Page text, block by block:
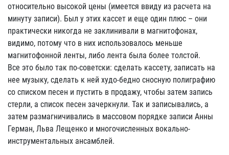
относительно высокой цены (имеется ввиду из расчета на
минуту записи). Был у этих кассет и еще один плюс – они
практически никогда не заклинивали в магнитофонах,
видимо, потому что в них использовалось меньше
магнитофонной ленты, либо лента была более толстой.
Все это было так по-советски: сделать кассету, записать на
нее музыку, сделать к ней худо-бедно сносную полиграфию
со списком песен и пустить в продажу, чтобы затем запись
стерли, а список песен зачеркнули. Так и записывались, а
затем размагничивались в массовом порядке записи Анны
Герман, Льва Лещенко и многочисленных вокально-
инструментальных ансамблей.